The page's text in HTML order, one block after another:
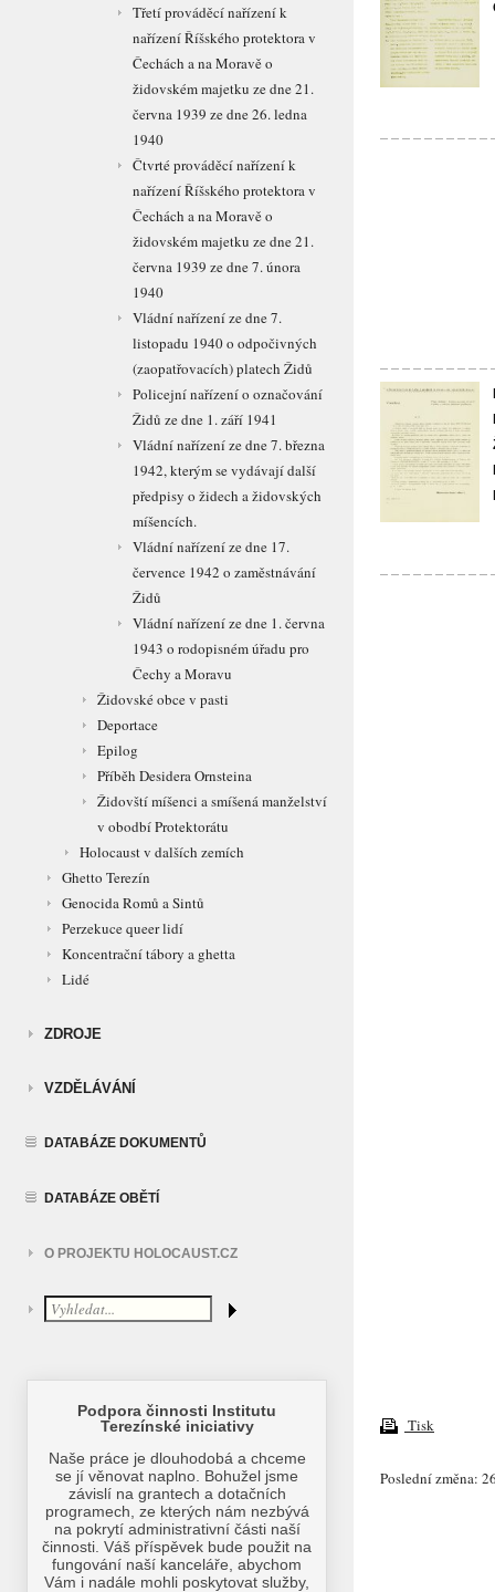
Třetí prováděcí nařízení k
nařízení Říšského protektora v
Čechách a na Moravě o
židovském majetku ze dne 21.
června 1939 ze dne 26. ledna
1940
Čtvrté prováděcí nařízení k
nařízení Říšského protektora v
Čechách a na Moravě o
židovském majetku ze dne 21.
června 1939 ze dne 7. února
1940
Vládní nařízení ze dne 7.
listopadu 1940 o odpočivných
(zaopatřovacích) platech Židů
Policejní nařízení o označování
Židů ze dne 1. září 1941
Vládní nařízení ze dne 7. března
1942, kterým se vydávají další
předpisy o židech a židovských
míšencích.
Vládní nařízení ze dne 17.
července 1942 o zaměstnávání
Židů
Vládní nařízení ze dne 1. června
1943 o rodopisném úřadu pro
Čechy a Moravu
Židovské obce v pasti
Deportace
Epilog
Příběh Desidera Ornsteina
Židovští míšenci a smíšená manželství
v obodbí Protektorátu
Holocaust v dalších zemích
Ghetto Terezín
Genocida Romů a Sintů
Perzekuce queer lidí
Koncentrační tábory a ghetta
Lidé
ZDROJE
VZDĚLÁVÁNÍ
DATABÁZE DOKUMENTŮ
DATABÁZE OBĚTÍ
O PROJEKTU HOLOCAUST.CZ
Tisk
Poslední změna: